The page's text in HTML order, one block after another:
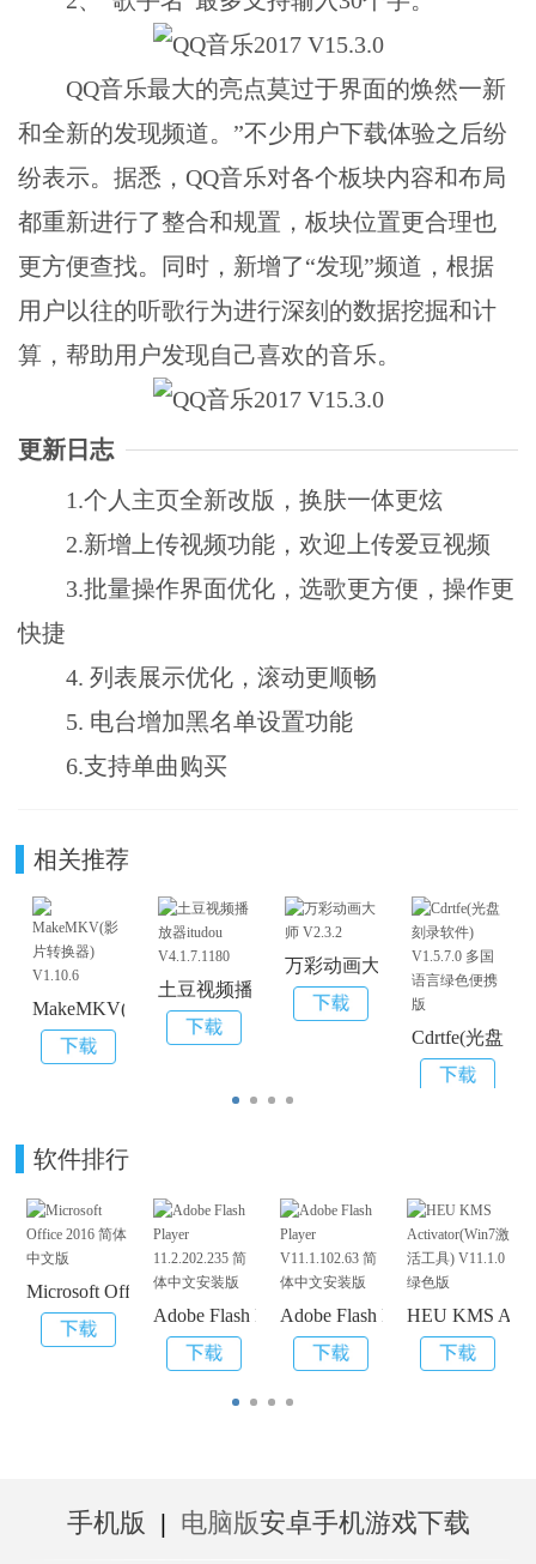
QQ音乐最大的亮点莫过于界面的焕然一新
和全新的发现频道。”不少用户下载体验之后纷
纷表示。据悉，QQ音乐对各个板块内容和布局
都重新进行了整合和规置，板块位置更合理也
更方便查找。同时，新增了“发现”频道，根据
用户以往的听歌行为进行深刻的数据挖掘和计
算，帮助用户发现自己喜欢的音乐。
更新日志
1.个人主页全新改版，换肤一体更炫
2.新增上传视频功能，欢迎上传爱豆视频
3.批量操作界面优化，选歌更方便，操作更
快捷
4. 列表展示优化，滚动更顺畅
5. 电台增加黑名单设置功能
6.支持单曲购买
相关推荐
MakeMKV(影片转换器) V1.10.6
土豆视频播放器itudou V4.1.7.1180
万彩动画大师 V2.3.2
Cdrtfe(光盘刻
软件排行
Microsoft Office 2016 简体中文版
Adobe Flash Player 11.2.202.235 简体中文安装
Adobe Flash PlayerHEU KMS
手机版 | 电脑版安卓手机游戏下载